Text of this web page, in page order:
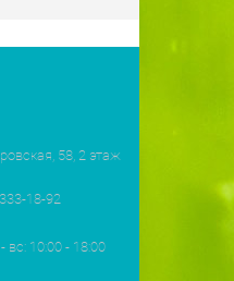
58, 2 этаж
18-92
вс: 10:00 - 18:00